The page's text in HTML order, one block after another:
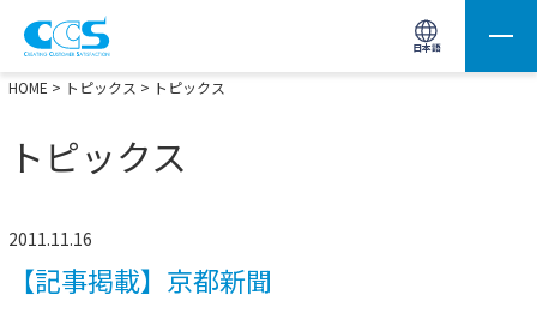
日本語
画像処理用の製品検索 サイト内検索(Enterで実行)
HOME > トピックス > トピックス
トピックス
2011.11.16
【記事掲載】京都新聞